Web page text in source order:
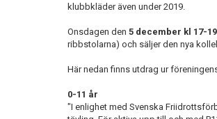
klubbkläder även under 2019.
Onsdagen den 5 december kl 17-
ribbstolarna) och säljer den nya
Här nedan finns utdrag ur
0-11 år
"I enlighet med Svenska